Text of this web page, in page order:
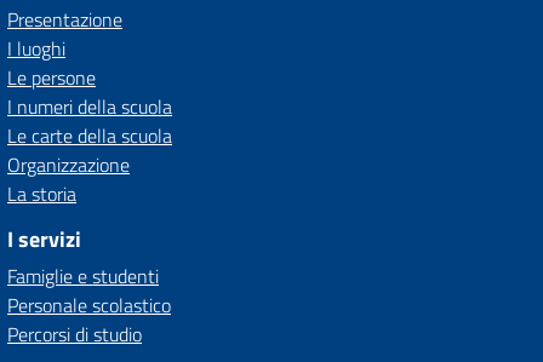
Presentazione
I luoghi
Le persone
I numeri della scuola
Le carte della scuola
Organizzazione
La storia
I servizi
Famiglie e studenti
Personale scolastico
Percorsi di studio